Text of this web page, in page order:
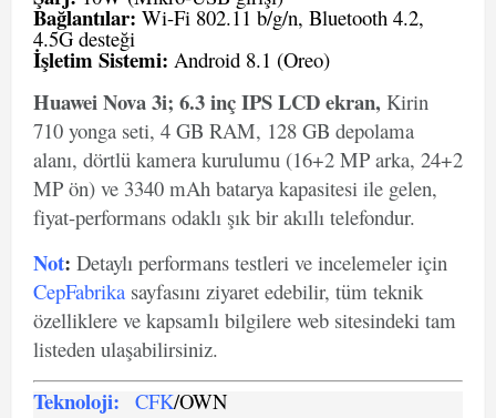
Bağlantılar: Wi-Fi 802.11 b/g/n, Bluetooth 4.2,
4.5G desteği
İşletim Sistemi: Android 8.1 (Oreo)
Huawei Nova 3i; 6.3 inç IPS LCD ekran, Kirin
710 yonga seti, 4 GB RAM, 128 GB depolama
alanı, dörtlü kamera kurulumu (16+2 MP arka, 24+2
MP ön) ve 3340 mAh batarya kapasitesi ile gelen,
fiyat-performans odaklı şık bir akıllı telefondur.
Not: Detaylı performans testleri ve incelemeler için
CepFabrika sayfasını ziyaret edebilir, tüm teknik
özelliklere ve kapsamlı bilgilere web sitesindeki tam
listeden ulaşabilirsiniz.
Teknoloji: CFK/OWN